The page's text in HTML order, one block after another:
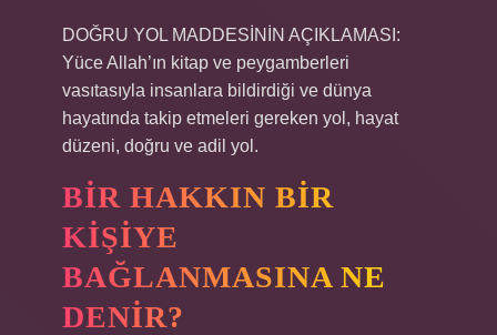
DOĞRU YOL MADDESİNİN AÇIKLAMASI:
Yüce Allah’ın kitap ve peygamberleri
vasıtasıyla insanlara bildirdiği ve dünya
hayatında takip etmeleri gereken yol, hayat
düzeni, doğru ve adil yol.
BIR HAKKIN BIR
KIŞIYE
BAĞLANMASINA NE
DENIR?